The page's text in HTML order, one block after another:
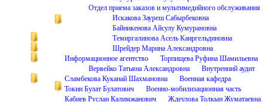
Отдел приема заказов и мультимедийного обслуживания
Искакова Зауреш Сабырбековна
Байникенова Айсулу Кумурановна
Темиргалинова Асель Каиргельдиновна
Шрейдер Марина Александровна
Информационное агентство
Торпищева Руфина Шамильевна
Вервейко Татьяна Александровна
Внутренний аудит
Сламбекова Куканай Шахмановна
Военная кафедра
Токин Булат Булатович
Военно-мобилизационная часть
Кабиев Руслан Калимжанович
Ждеулова Толкын Жуматаевна